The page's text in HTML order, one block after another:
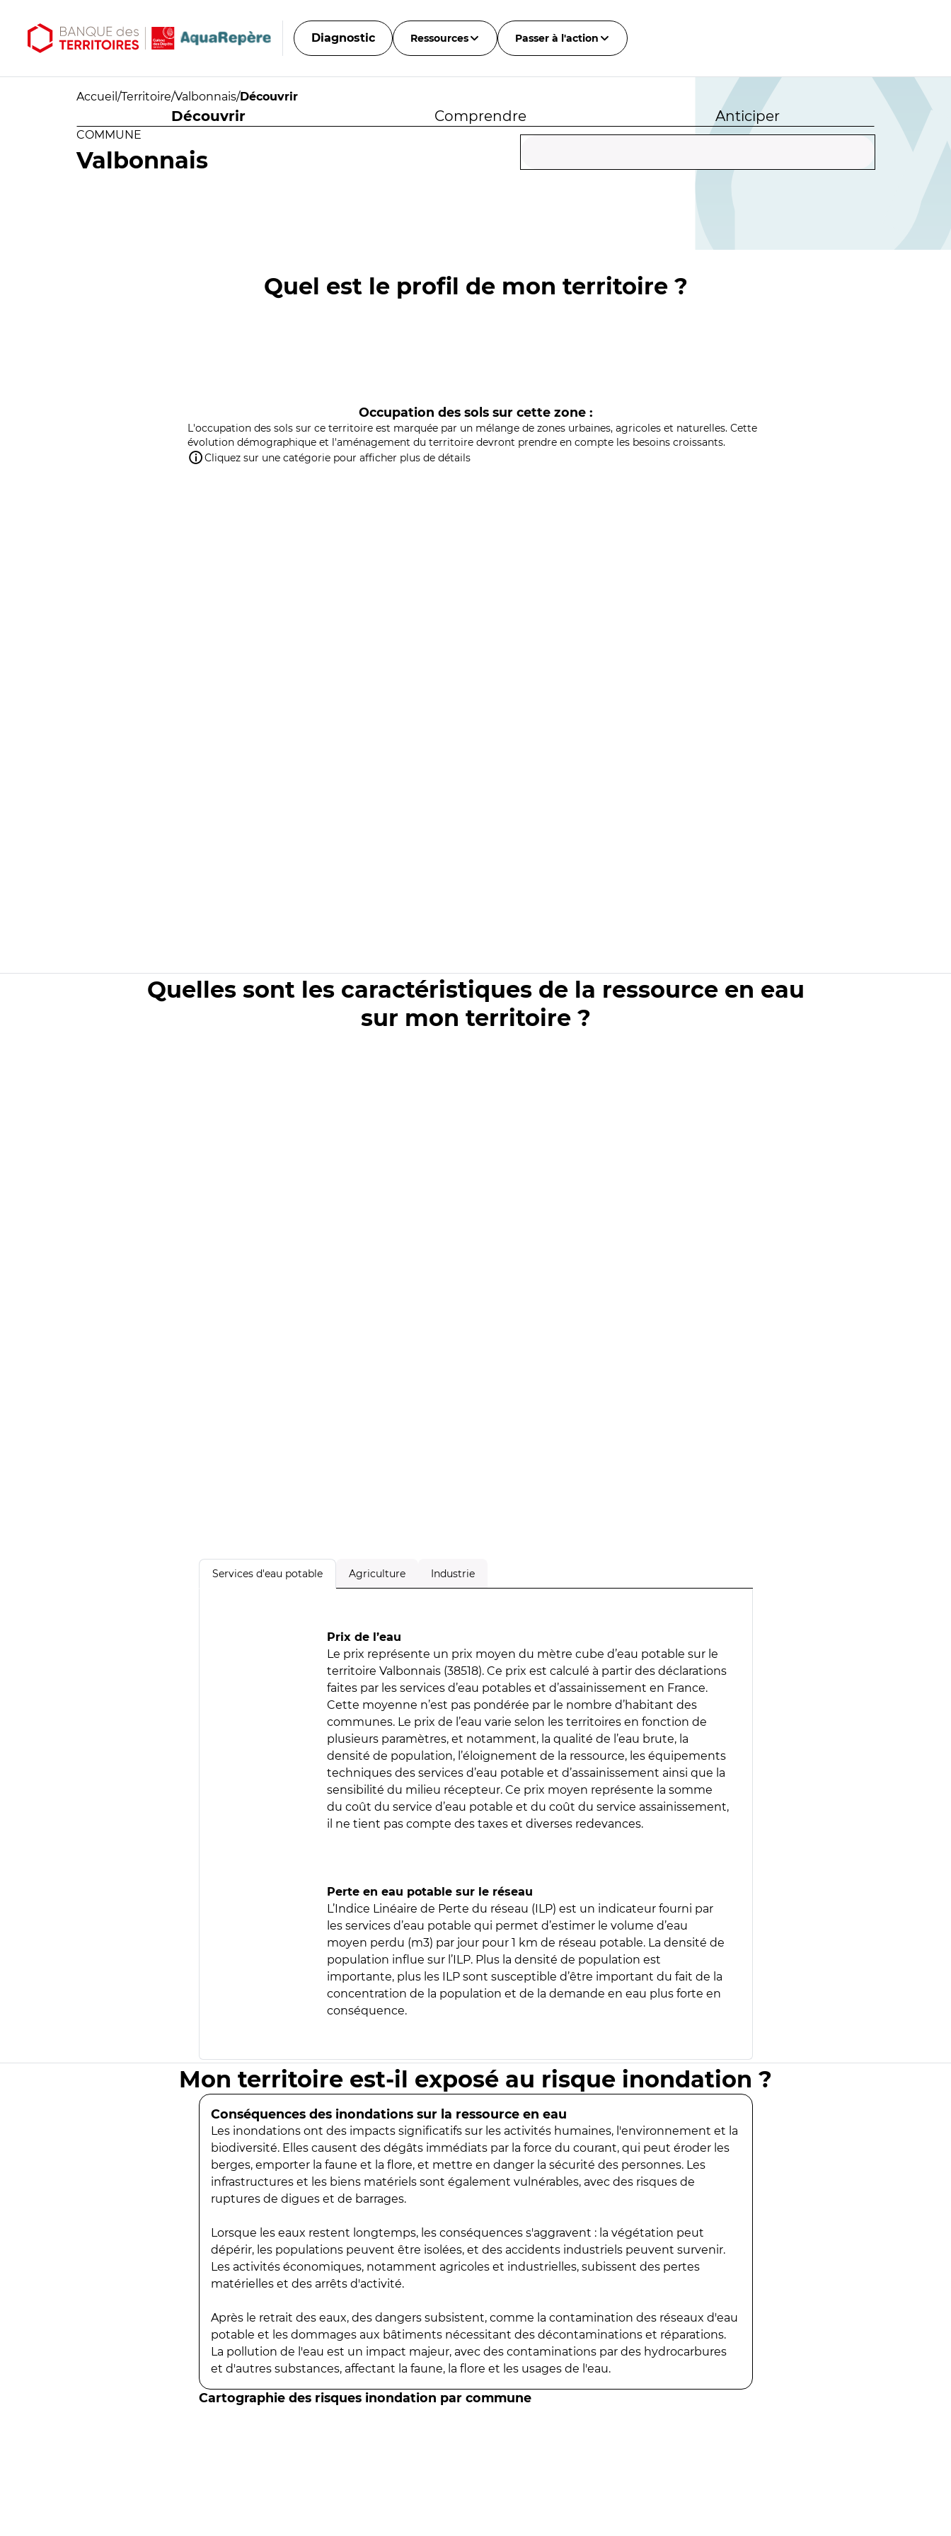
Diagnostic Ressources Passer à l'action
Accueil /Territoire/Valbonnais/Découvrir
Découvrir Comprendre Anticiper
COMMUNE
Valbonnais
Quel est le profil de mon territoire ?
Occupation des sols sur cette zone :
L'occupation des sols sur ce territoire est marquée par un mélange de zones urbaines, agricoles et naturelles. Cette
évolution démographique et l'aménagement du territoire devront prendre en compte les besoins croissants.
Cliquez sur une catégorie pour afficher plus de détails
Quelles sont les caractéristiques de la ressource en eau
sur mon territoire ?
Services d'eau potable Agriculture Industrie
Prix de l’eau
Le prix représente un prix moyen du mètre cube d’eau potable sur le
territoire Valbonnais (38518). Ce prix est calculé à partir des déclarations
faites par les services d’eau potables et d’assainissement en France.
Cette moyenne n’est pas pondérée par le nombre d’habitant des
communes. Le prix de l’eau varie selon les territoires en fonction de
plusieurs paramètres, et notamment, la qualité de l’eau brute, la
densité de population, l’éloignement de la ressource, les équipements
techniques des services d’eau potable et d’assainissement ainsi que la
sensibilité du milieu récepteur. Ce prix moyen représente la somme
du coût du service d’eau potable et du coût du service assainissement,
il ne tient pas compte des taxes et diverses redevances.
Perte en eau potable sur le réseau
L’Indice Linéaire de Perte du réseau (ILP) est un indicateur fourni par
les services d’eau potable qui permet d’estimer le volume d’eau
moyen perdu (m3) par jour pour 1 km de réseau potable. La densité de
population influe sur l’ILP. Plus la densité de population est
importante, plus les ILP sont susceptible d’être important du fait de la
concentration de la population et de la demande en eau plus forte en
conséquence.
Mon territoire est-il exposé au risque inondation ?
Conséquences des inondations sur la ressource en eau
Les inondations ont des impacts significatifs sur les activités humaines, l'environnement et la
biodiversité. Elles causent des dégâts immédiats par la force du courant, qui peut éroder les
berges, emporter la faune et la flore, et mettre en danger la sécurité des personnes. Les
infrastructures et les biens matériels sont également vulnérables, avec des risques de
ruptures de digues et de barrages.
Lorsque les eaux restent longtemps, les conséquences s'aggravent : la végétation peut
dépérir, les populations peuvent être isolées, et des accidents industriels peuvent survenir.
Les activités économiques, notamment agricoles et industrielles, subissent des pertes
matérielles et des arrêts d'activité.
Après le retrait des eaux, des dangers subsistent, comme la contamination des réseaux d'eau
potable et les dommages aux bâtiments nécessitant des décontaminations et réparations.
La pollution de l'eau est un impact majeur, avec des contaminations par des hydrocarbures
et d'autres substances, affectant la faune, la flore et les usages de l'eau.
Cartographie des risques inondation par commune